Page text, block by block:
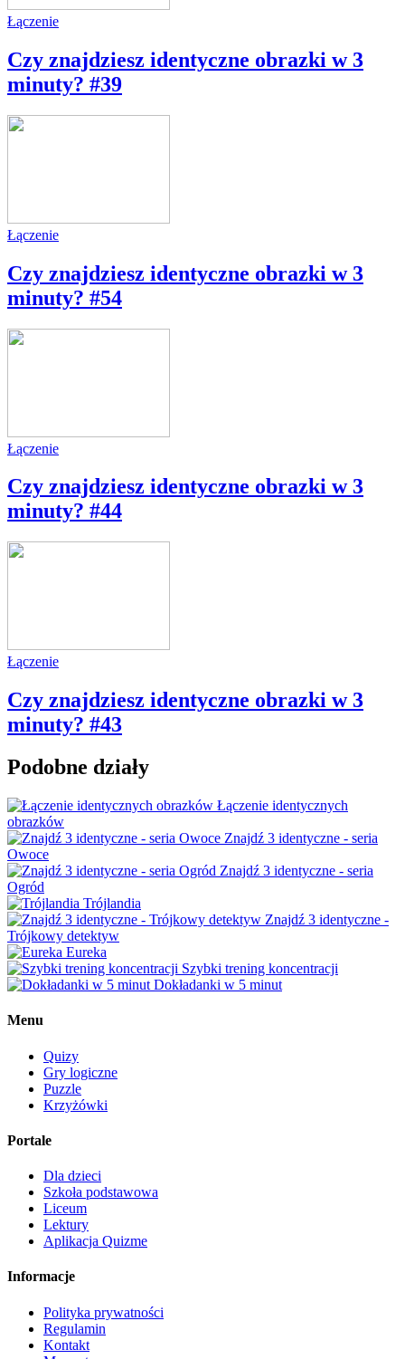
Łączenie
Czy znajdziesz identyczne obrazki w 3
minuty? #39
Łączenie
Czy znajdziesz identyczne obrazki w 3
minuty? #54
Łączenie
Czy znajdziesz identyczne obrazki w 3
minuty? #44
Łączenie
Czy znajdziesz identyczne obrazki w 3
minuty? #43
Podobne działy
Łączenie identycznych
obrazków
Znajdź 3 identyczne - seria
Owoce
Znajdź 3 identyczne - seria
Ogród
Trójlandia
Znajdź 3 identyczne -
Trójkowy detektyw
Eureka
Szybki trening koncentracji
Dokładanki w 5 minut
Menu
Quizy
Gry logiczne
Puzzle
Krzyżówki
Portale
Dla dzieci
Szkoła podstawowa
Liceum
Lektury
Aplikacja Quizme
Informacje
Polityka prywatności
Regulamin
Kontakt